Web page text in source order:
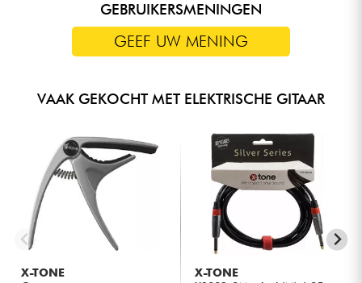
GEBRUIKERSMENINGEN
GEEF UW MENING
VAAK GEKOCHT MET ELEKTRISCHE GITAAR
X-TONE
X-TONE